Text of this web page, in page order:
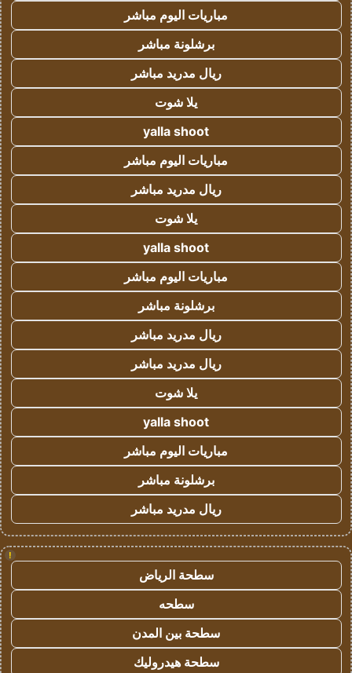
مباريات اليوم مباشر
برشلونة مباشر
ريال مدريد مباشر
يلا شوت
yalla shoot
مباريات اليوم مباشر
ريال مدريد مباشر
يلا شوت
yalla shoot
مباريات اليوم مباشر
برشلونة مباشر
ريال مدريد مباشر
ريال مدريد مباشر
يلا شوت
yalla shoot
مباريات اليوم مباشر
برشلونة مباشر
ريال مدريد مباشر
!
سطحة الرياض
سطحه
سطحة بين المدن
سطحة هيدروليك